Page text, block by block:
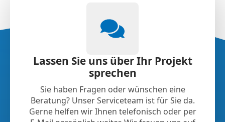
Lassen Sie uns über Ihr Projekt
sprechen
Sie haben Fragen oder wünschen eine
Beratung? Unser Serviceteam ist für Sie da.
Gerne helfen wir Ihnen telefonisch oder per